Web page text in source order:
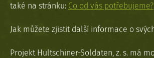
také na stránku: Co od vás potřebujeme?
Jak můžete zjistit další informace o
Projekt Hultschiner-Soldaten, z. s. má